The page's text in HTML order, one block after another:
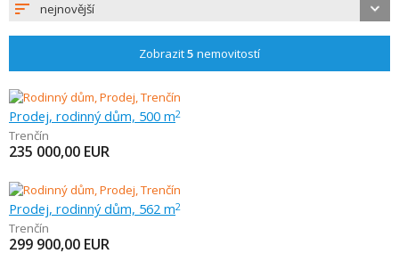
nejnovější
Zobrazit5 nemovitostí
Prodej, rodinný dům, 500 m2
Trenčín
235 000,00 EUR
Prodej, rodinný dům, 562 m2
Trenčín
299 900,00 EUR